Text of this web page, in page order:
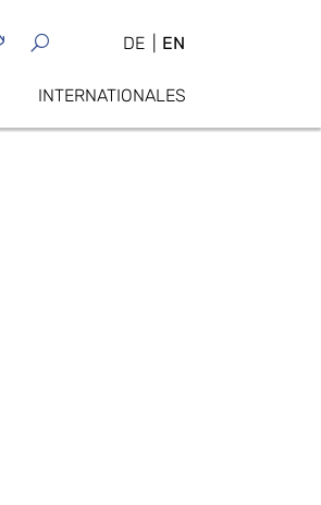
DE EN
INTERNATIONALES